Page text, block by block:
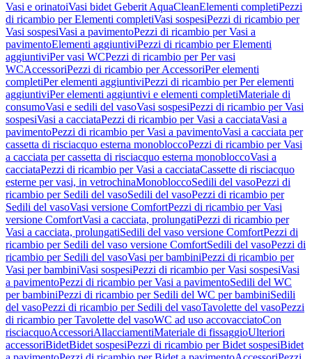
Vasi e orinatoiVasi bidet Geberit AquaCleanElementi completiPezzi
di ricambio per Elementi completiVasi sospesiPezzi di ricambio per
Vasi sospesiVasi a pavimentoPezzi di ricambio per Vasi a
pavimentoElementi aggiuntiviPezzi di ricambio per Elementi
aggiuntiviPer vasi WCPezzi di ricambio per Per vasi
WCAccessoriPezzi di ricambio per AccessoriPer elementi
completiPer elementi aggiuntiviPezzi di ricambio per Per elementi
aggiuntiviPer elementi aggiuntivi e elementi completiMateriale di
consumoVasi e sedili del vasoVasi sospesiPezzi di ricambio per Vasi
sospesiVasi a cacciataPezzi di ricambio per Vasi a cacciataVasi a
pavimentoPezzi di ricambio per Vasi a pavimentoVasi a cacciata per
cassetta di risciacquo esterna monobloccoPezzi di ricambio per Vasi
a cacciata per cassetta di risciacquo esterna monobloccoVasi a
cacciataPezzi di ricambio per Vasi a cacciataCassette di risciacquo
esterne per vasi, in vetrochinaMonobloccoSedili del vasoPezzi di
ricambio per Sedili del vasoSedili del vasoPezzi di ricambio per
Sedili del vasoVasi versione ComfortPezzi di ricambio per Vasi
versione ComfortVasi a cacciata, prolungatiPezzi di ricambio per
Vasi a cacciata, prolungatiSedili del vaso versione ComfortPezzi di
ricambio per Sedili del vaso versione ComfortSedili del vasoPezzi di
ricambio per Sedili del vasoVasi per bambiniPezzi di ricambio per
Vasi per bambiniVasi sospesiPezzi di ricambio per Vasi sospesiVasi
a pavimentoPezzi di ricambio per Vasi a pavimentoSedili del WC
per bambiniPezzi di ricambio per Sedili del WC per bambiniSedili
del vasoPezzi di ricambio per Sedili del vasoTavolette del vasoPezzi
di ricambio per Tavolette del vasoWC ad uso accovacciatoCon
risciacquoAccessoriAllacciamentiMateriale di fissaggioUlteriori
accessoriBidetBidet sospesiPezzi di ricambio per Bidet sospesiBidet